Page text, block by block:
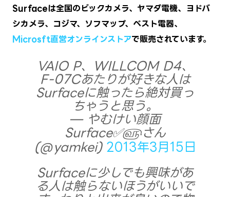
Surfaceは全国のビックカメラ、ヤマダ電機、ヨドバ
シカメラ、コジマ、ソフマップ、ベスト電器、
Microsft直営オンラインストアで販売されています。
VAIO P、WILLCOM D4、
F-07Cあたりが好きな人は
Surfaceに触ったら絶対買っ
ちゃうと思う。
— やむけい顔面
Surface✅௵さん
(@yamkei) 2013年3月15日
Surfaceに少しでも興味があ
る人は触らないほうがいいで